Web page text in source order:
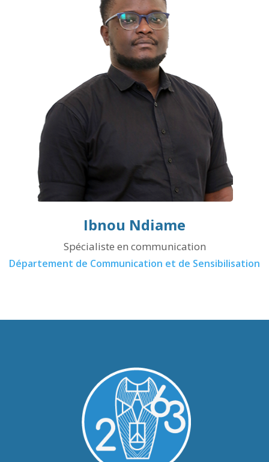
Ibnou Ndiame
Spécialiste en communication
Département de Communication et de Sensibilisation